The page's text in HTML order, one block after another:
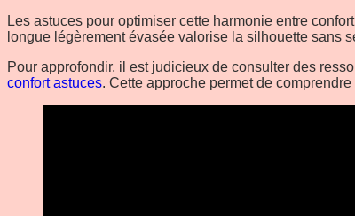
Les astuces pour optimiser cette harmonie entre
longue légèrement évasée valorise la silhouette sans
Pour approfondir, il est judicieux de consulter des
confort astuces. Cette approche permet de